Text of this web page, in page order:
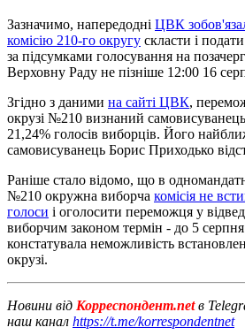
Зазначимо, напередодні ЦВК
комісію 210-го округу скласти і
за підсумками голосування на
Верховну Раду не пізніше 12:00 16
Згідно з даними на сайті ЦВК,
окрузі №210 визнаний
21,24% голосів виборців. Його
самовисуванець Борис Приходько
Раніше стало відомо, що в
№210 окружна виборча комісія не
голоси і оголосити переможця у
виборчим законом термін - до 5
констатувала неможливість
окрузі.
Новини від Корреспондент.netв
наш канал https://t.me/korrespondentnet